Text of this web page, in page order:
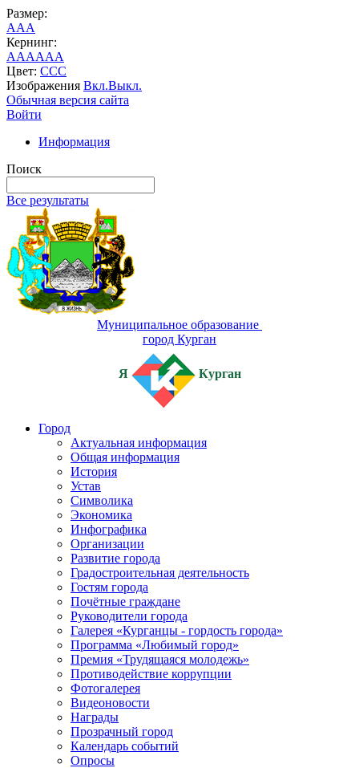
Размер:
AAA
Кернинг:
AAAAAA
Цвет: CCC
Изображения Вкл.Выкл.
Обычная версия сайта
Войти
Информация
Поиск
Все результаты
Муниципальное образование
город Курган
Я Курган
Город
Актуальная информация
Общая информация
История
Устав
Символика
Экономика
Инфографика
Организации
Развитие города
Градостроительная деятельность
Гостям города
Почётные граждане
Руководители города
Галерея «Курганцы - гордость города»
Программа «Любимый город»
Премия «Трудящаяся молодежь»
Противодействие коррупции
Фотогалерея
Видеоновости
Награды
Прозрачный город
Календарь событий
Опросы